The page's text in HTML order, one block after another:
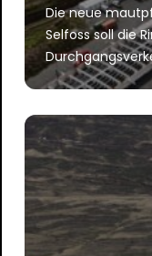
Die neue
Selfoss soll die